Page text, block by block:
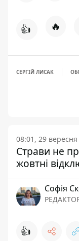
👍 🔥
СЕРГІЙ ЛИСАК
08:01, 29 вересня
Страви не
жовтні
Софія
👍